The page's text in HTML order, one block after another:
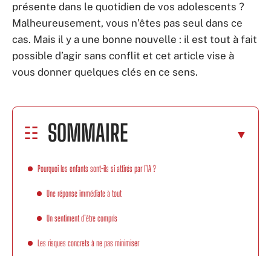
présente dans le quotidien de vos adolescents ?
Malheureusement, vous n’êtes pas seul dans ce
cas. Mais il y a une bonne nouvelle : il est tout à fait
possible d’agir sans conflit et cet article vise à
vous donner quelques clés en ce sens.
SOMMAIRE
Pourquoi les enfants sont-ils si attirés par l’IA ?
Une réponse immédiate à tout
Un sentiment d’être compris
Les risques concrets à ne pas minimiser